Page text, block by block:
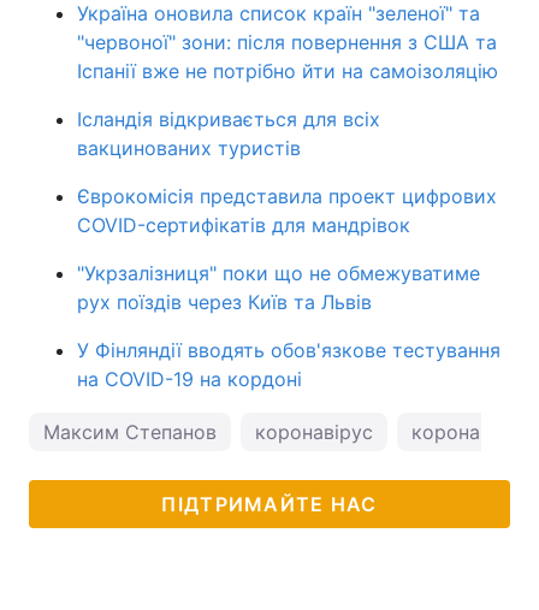
Україна оновила список країн "зеленої" та
"червоної" зони: після повернення з США та
Іспанії вже не потрібно йти на самоізоляцію
Ісландія відкривається для всіх
вакцинованих туристів
Єврокомісія представила проект цифрових
COVID-сертифікатів для мандрівок
"Укрзалізниця" поки що не обмежуватиме
рух поїздів через Київ та Львів
У Фінляндії вводять обов'язкове тестування
на COVID-19 на кордоні
Максим Степанов коронавірус коронавірус
ПІДТРИМАЙТЕ НАС